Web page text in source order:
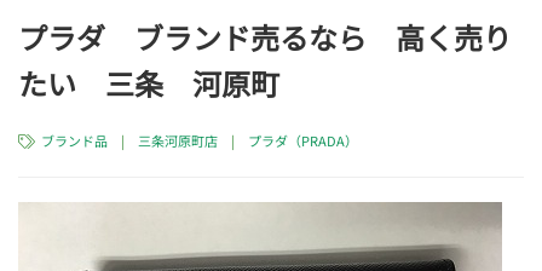
プラダ ブランド売るなら 高く売り
たい 三条 河原町
ブランド品 | 三条河原町店 | プラダ（PRADA）